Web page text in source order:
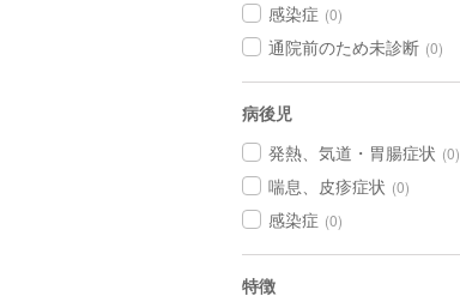
感染症 (0)
通院前のため未診断 (0)
病後児
発熱、気道・胃腸症状 (0)
喘息、皮疹症状 (0)
感染症 (0)
特徴